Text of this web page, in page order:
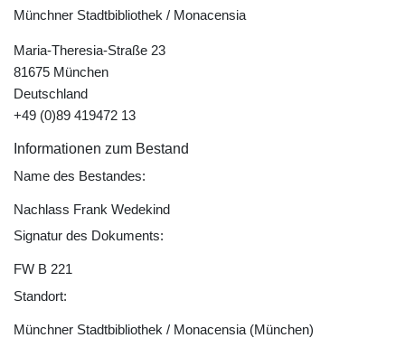
Münchner Stadtbibliothek / Monacensia
Maria-Theresia-Straße 23
81675 München
Deutschland
+49 (0)89 419472 13
Informationen zum Bestand
Name des Bestandes:
Nachlass Frank Wedekind
Signatur des Dokuments:
FW B 221
Standort:
Münchner Stadtbibliothek / Monacensia (München)